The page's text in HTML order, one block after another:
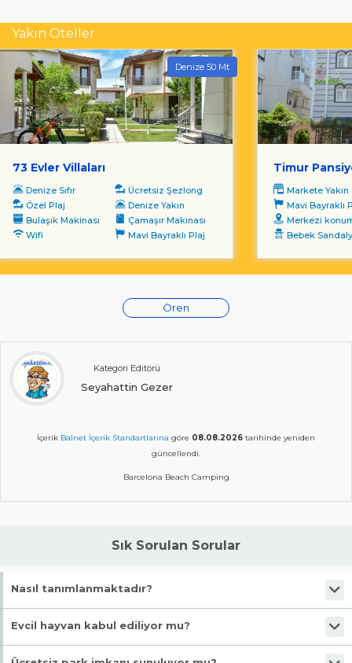
Yakın Oteller
Denize 50 Mt
73 Evler Villaları
Denize Sıfır
Ücretsiz Şezlong
Özel Plaj
Denize Yakın
Bulaşık Makinası
Çamaşır Makinası
Wifi
Mavi Bayraklı Plaj
Timur
Markete Yakın
Mavi Bayraklı
Merkezi
Bebek
Ören
Kategori Editörü
Seyahattin Gezer
İçerik Balnet İçerik Standartlarına göre 08.08.2026 tarihinde yeniden
güncellendi.
Barcelona Beach Camping
Sık Sorulan Sorular
Nasıl tanımlanmaktadır?
Tesis Kamp Yeri statüsündedir. Öne çıkan özellikleri "Ücretsiz Şezlong,
Evcil hayvan kabul ediliyor mu?
Malesef, evcil hayvan kabul edilmiyor!